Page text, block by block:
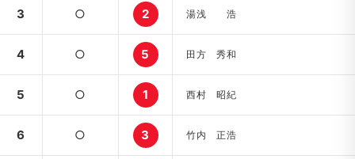
3 ○ 2 湯浅 浩
4 ○ 5 田方 秀和
5 ○ 1 西村 昭紀
6 ○ 3 竹内 正浩